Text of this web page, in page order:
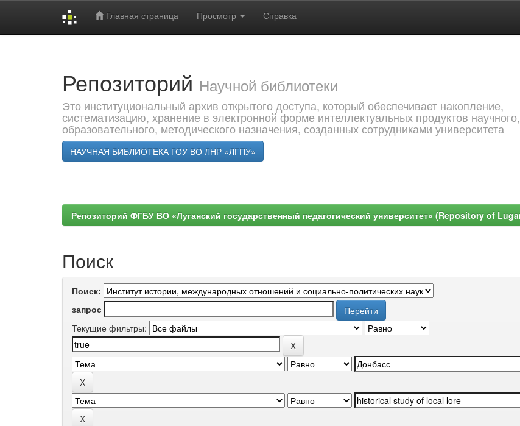
Главная страница Просмотр Справка
Репозиторий Научной библиотеки
Это институциональный архив открытого доступа, который обеспечивает накопление,
систематизацию, хранение в электронной форме интеллектуальных продуктов научного,
образовательного, методического назначения, созданных сотрудниками университета
НАУЧНАЯ БИБЛИОТЕКА ГОУ ВО ЛНР «ЛГПУ»
Репозиторий ФГБУ ВО «Луганский государственный педагогический университет» (Repository of
Поиск
Поиск:
запрос
Текущие фильтры: